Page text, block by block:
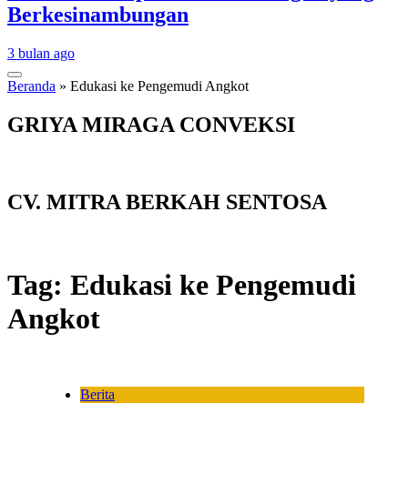
Berkesinambungan
3 bulan ago
Beranda » Edukasi ke Pengemudi Angkot
GRIYA MIRAGA CONVEKSI
CV. MITRA BERKAH SENTOSA
Tag: Edukasi ke Pengemudi
Angkot
Berita